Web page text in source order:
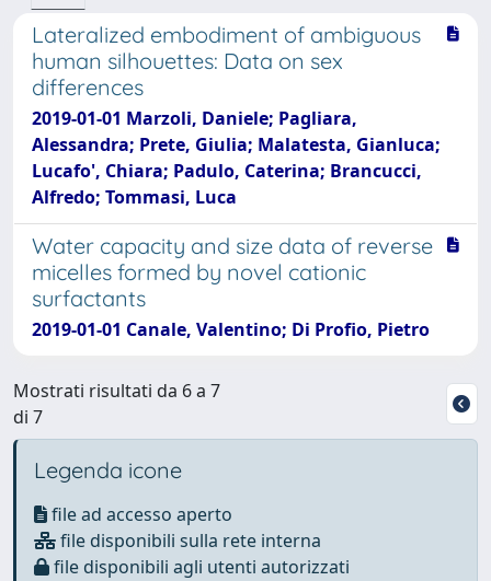
Lateralized embodiment of ambiguous
human silhouettes: Data on sex
differences
2019-01-01 Marzoli, Daniele; Pagliara,
Alessandra; Prete, Giulia; Malatesta, Gianluca;
Lucafo', Chiara; Padulo, Caterina; Brancucci,
Alfredo; Tommasi, Luca
Water capacity and size data of reverse
micelles formed by novel cationic
surfactants
2019-01-01 Canale, Valentino; Di Profio, Pietro
Mostrati risultati da 6 a 7
di 7
Legenda icone
file ad accesso aperto
file disponibili sulla rete interna
file disponibili agli utenti autorizzati